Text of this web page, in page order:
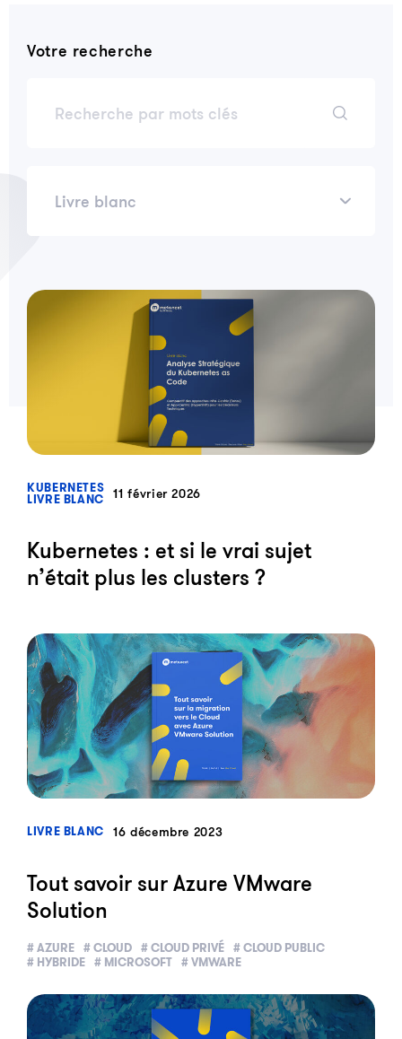
Votre recherche
KUBERNETES
LIVRE BLANC 11 février 2026
Kubernetes : et si le vrai sujet
n’était plus les clusters ?
LIVRE BLANC 16 décembre 2023
Tout savoir sur Azure VMware
Solution
# AZURE # CLOUD # CLOUD PRIVÉ # CLOUD PUBLIC
# HYBRIDE # MICROSOFT # VMWARE